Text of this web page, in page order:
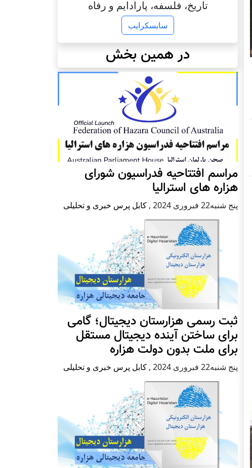
تاریخ، فلسفه، پارادایم و رفاه
سابسکرایب
در همین بخش
مراسم افتتاحیه فدراسیون شورای
هزاره های استرالیا
پنج شنبه22 فبروری 2024 , کابل پرس خبری و تحلیلی
ثبت رسمی هزارستان دیجیتال؛ گامی
برای ساختن آینده دیجیتال مستقل
برای ملت بدون دولت هزاره
پنج شنبه22 فبروری 2024 , کابل پرس خبری و تحلیلی